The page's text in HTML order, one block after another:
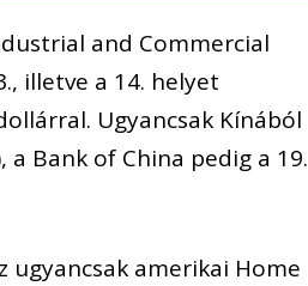
and Commercial
illetve a 14. helyet
Ugyancsak Kínából
Bank of China pedig a 19.
ugyancsak amerikai Home